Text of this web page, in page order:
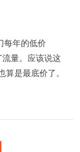
每年的低价
量。应该说这
是最底价了。